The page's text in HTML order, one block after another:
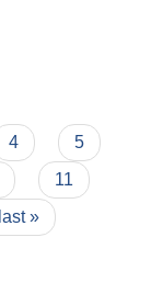
4
5
11
last »